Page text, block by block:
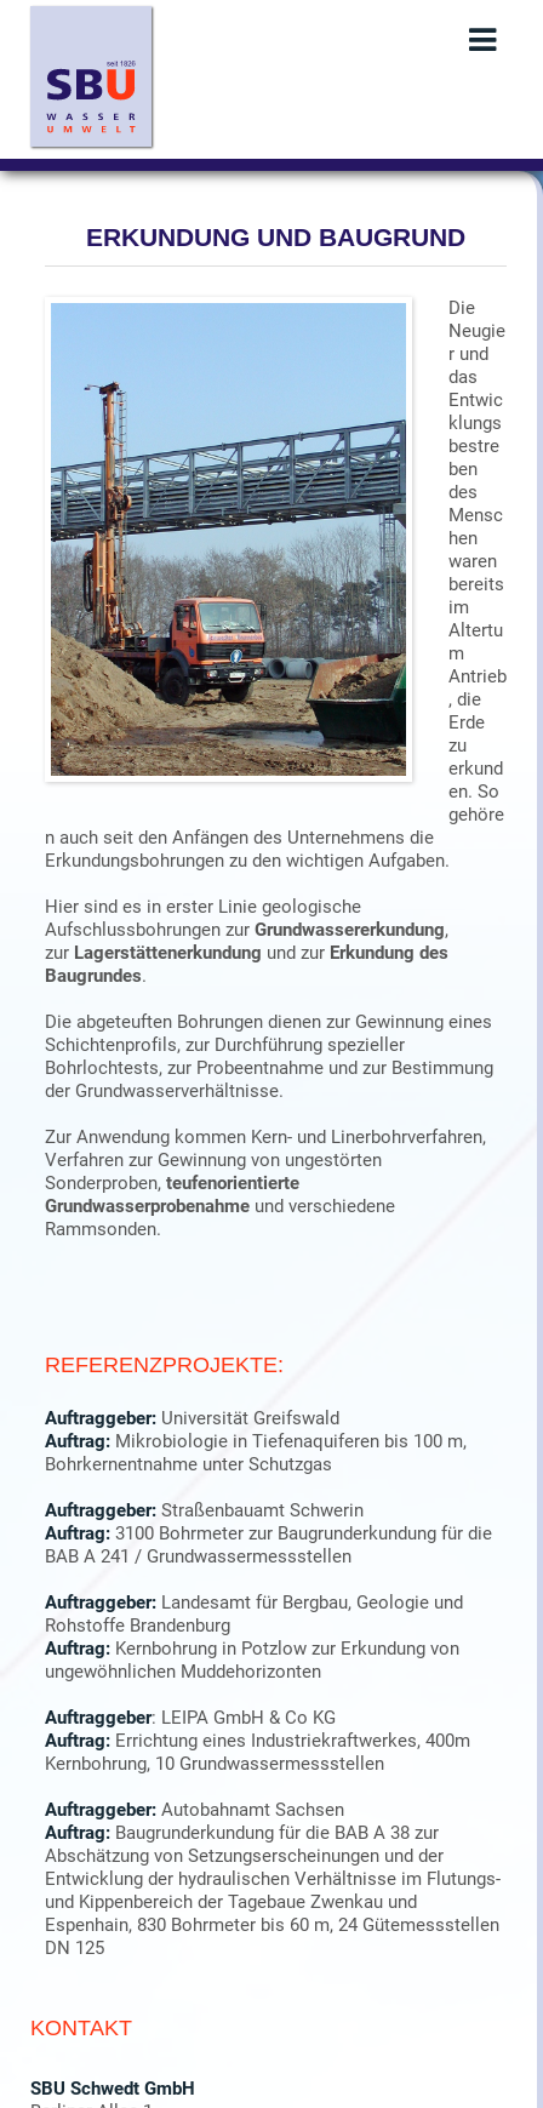
ERKUNDUNG UND BAUGRUND
Die
Neugie
r und
das
Entwic
klungs
bestre
ben
des
Mensc
hen
waren
bereits
im
Altertu
m
Antrieb
, die
Erde
zu
erkund
en. So
gehöre
n auch seit den Anfängen des Unternehmens die
Erkundungsbohrungen zu den wichtigen Aufgaben.
Hier sind es in erster Linie geologische
Aufschlussbohrungen zur Grundwassererkundung,
zur Lagerstättenerkundung und zur Erkundung des
Baugrundes.
Die abgeteuften Bohrungen dienen zur Gewinnung eines
Schichtenprofils, zur Durchführung spezieller
Bohrlochtests, zur Probeentnahme und zur Bestimmung
der Grundwasserverhältnisse.
Zur Anwendung kommen Kern- und Linerbohrverfahren,
Verfahren zur Gewinnung von ungestörten
Sonderproben, teufenorientierte
Grundwasserprobenahme und verschiedene
Rammsonden.
REFERENZPROJEKTE:
Auftraggeber: Universität Greifswald
Auftrag: Mikrobiologie in Tiefenaquiferen bis 100 m,
Bohrkernentnahme unter Schutzgas
Auftraggeber: Straßenbauamt Schwerin
Auftrag: 3100 Bohrmeter zur Baugrunderkundung für die
BAB A 241 / Grundwassermessstellen
Auftraggeber: Landesamt für Bergbau, Geologie und
Rohstoffe Brandenburg
Auftrag: Kernbohrung in Potzlow zur Erkundung von
ungewöhnlichen Muddehorizonten
Auftraggeber: LEIPA GmbH & Co KG
Auftrag: Errichtung eines Industriekraftwerkes, 400m
Kernbohrung, 10 Grundwassermessstellen
Auftraggeber: Autobahnamt Sachsen
Auftrag: Baugrunderkundung für die BAB A 38 zur
Abschätzung von Setzungserscheinungen und der
Entwicklung der hydraulischen Verhältnisse im Flutungs-
und Kippenbereich der Tagebaue Zwenkau und
Espenhain, 830 Bohrmeter bis 60 m, 24 Gütemessstellen
DN 125
KONTAKT
SBU Schwedt GmbH